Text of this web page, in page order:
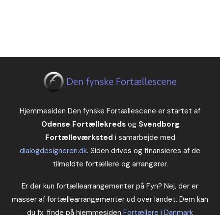
Hjemmesiden Den fynske Fortællescene er startet af
Odense Fortællekredsog Svendborg
Fortælleværksted i samarbejde med
dialogdesigneren.dk. Siden drives og finansieres af de
tilmeldte fortællere og arrangører.
Er der kun fortællearrangementer på Fyn? Nej, der er
masser af fortællearrangementer ud over landet. Dem kan
du fx. finde på hjemmesiden Fortællere i Danmark